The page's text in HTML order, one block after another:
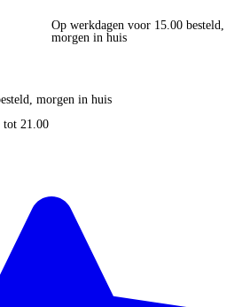
Op werkdagen voor 15.00 besteld,
morgen in huis
morgen in huis
tot 21.00